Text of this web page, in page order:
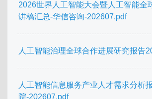
2026世界人工智能大会暨人工智能全
讲稿汇总-华信咨询-202607.pdf
人工智能治理全球合作进展研究报告
人工智能信息服务产业人才需求分析
院-202607.pdf